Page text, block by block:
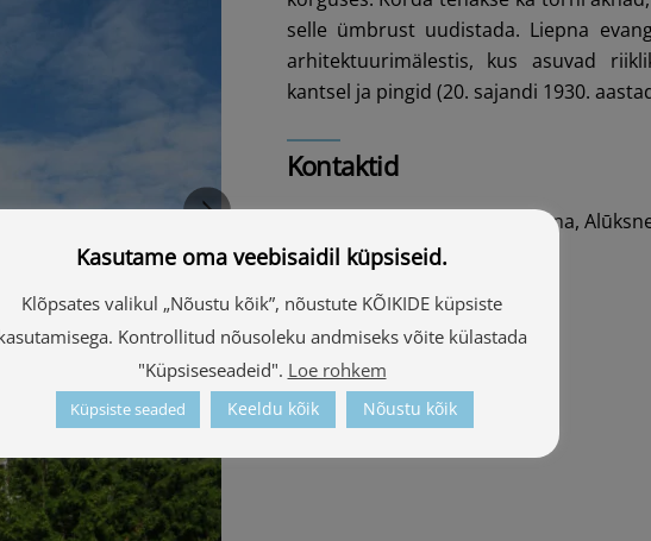
selle ümbrust uudistada. Liepna
arhitektuurimälestis, kus asuvad
kantsel ja pingid (20. sajandi 1930.
Kontaktid
"Luterāņu baznīca", Liepna,
57.344288, 27.471889
Vaata kaardilt
+371 25651965
Kasutame oma veebisaidil küpsiseid.
Klõpsates valikul „Nõustu kõik”, nõustute KÕIKIDE küpsiste
Kontrollitud nõusoleku andmiseks võite külastada
"Küpsiseseadeid". Loe rohkem
Küpsiste seaded Keeldu kõik Nõustu kõik